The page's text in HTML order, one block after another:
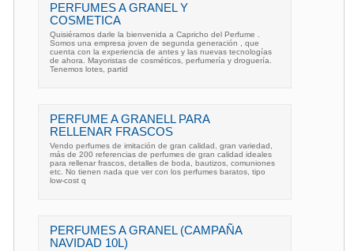
PERFUMES A GRANEL Y
COSMETICA
Quisiéramos darle la bienvenida a Capricho del Perfume .
Somos una empresa joven de segunda generación , que
cuenta con la experiencia de antes y las nuevas tecnologías
de ahora. Mayoristas de cosméticos, perfumería y droguería.
Tenemos lotes, partid
PERFUME A GRANELL PARA
RELLENAR FRASCOS
Vendo perfumes de imitación de gran calidad, gran variedad,
más de 200 referencias de perfumes de gran calidad ideales
para rellenar frascos, detalles de boda, bautizos, comuniones
etc. No tienen nada que ver con los perfumes baratos, tipo
low-cost q
PERFUMES A GRANEL (CAMPAÑA
NAVIDAD 10L)